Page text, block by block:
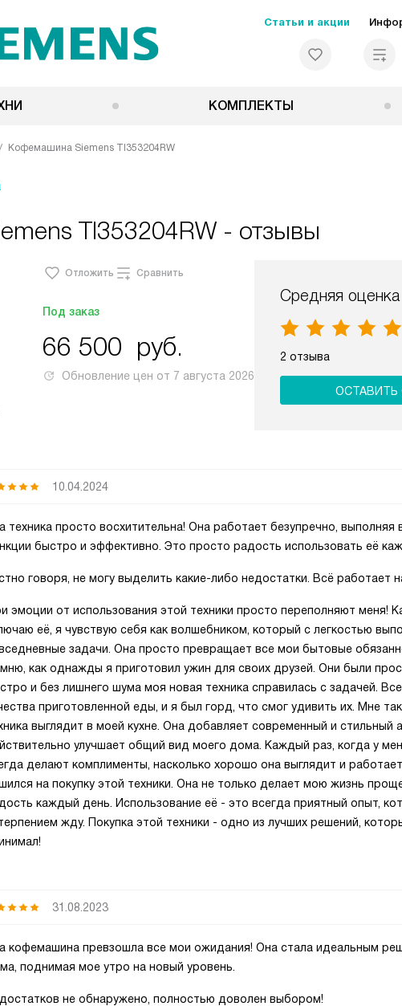
Статьи и акции
КОМПЛЕКТЫ
Кофемашина Siemens TI353204RW
TI353204RW - отзывы
Отложить Сравнить
Под заказ
66 500 руб.
Обновление цен от 7 августа 2026
Средняя оценка
2 отзыва
ОСТАВИТЬ
10.04.2024
техника просто восхитительна! Она работает безупречно,
быстро и эффективно. Это просто радость использовать её
говоря, не могу выделить какие-либо недостатки. Всё работает
эмоции от использования этой техники просто переполняют меня!
её, я чувствую себя как волшебником, который с легкостью
задачи. Она просто превращает все мои бытовые
как однажды я приготовил ужин для своих друзей. Они были
и без лишнего шума моя новая техника справилась с задачей.
приготовленной еды, и я был горд, что смог удивить их. Мне
выглядит в моей кухне. Она добавляет современный и стильный
улучшает общий вид моего дома. Каждый раз, когда у
делают комплименты, насколько хорошо она выглядит и
на покупку этой техники. Она не только делает мою жизнь
каждый день. Использование её - это всегда приятный опыт,
жду. Покупка этой техники - одно из лучших решений,
31.08.2023
кофемашина превзошла все мои ожидания! Она стала идеальным
поднимая мое утро на новый уровень.
не обнаружено, полностью доволен выбором!